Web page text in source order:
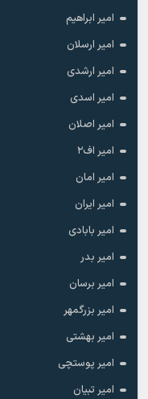
امیر ابراهیم
امیر ارسلان
امیر ارشدی
امیر اسدی
امیر اصلان
امیر اف۲
امیر امان
امیر ایران
امیر بابادی
امیر بدر
امیر برسان
امیر بزرگمهر
امیر بهشتی
امیر پوستچی
امیر تبیان